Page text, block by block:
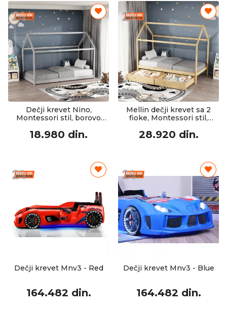
Dečji krevet Nino,
Montessori stil, borovo
cm
18.980 din.
Mellin dečji krevet sa 2
fioke, Montessori stil,
nijansa, 90x190 cm
28.920 din.
Dečji krevet Mnv3 - Red
164.482 din.
Dečji krevet Mnv3 - Blue
164.482 din.